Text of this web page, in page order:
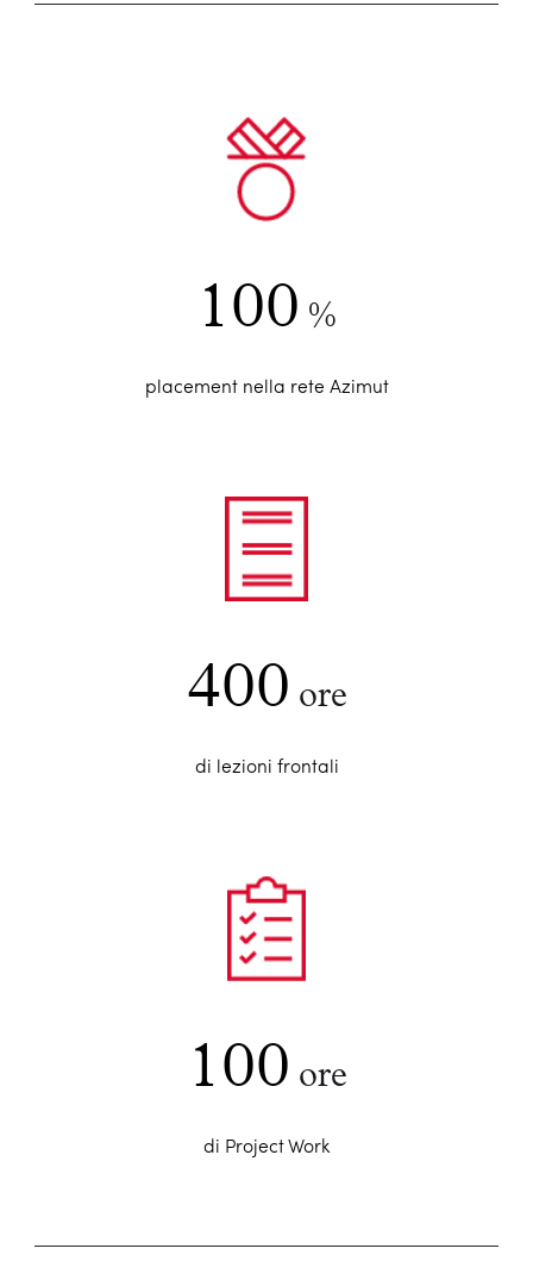
100 %
placement nella rete Azimut
400 ore
di lezioni frontali
100 ore
di Project Work